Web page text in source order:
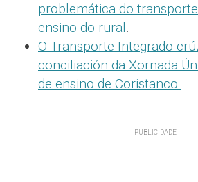
problemática do
ensino do rural.
O Transporte Integrado
conciliación da Xornada
de ensino de Coristanco.